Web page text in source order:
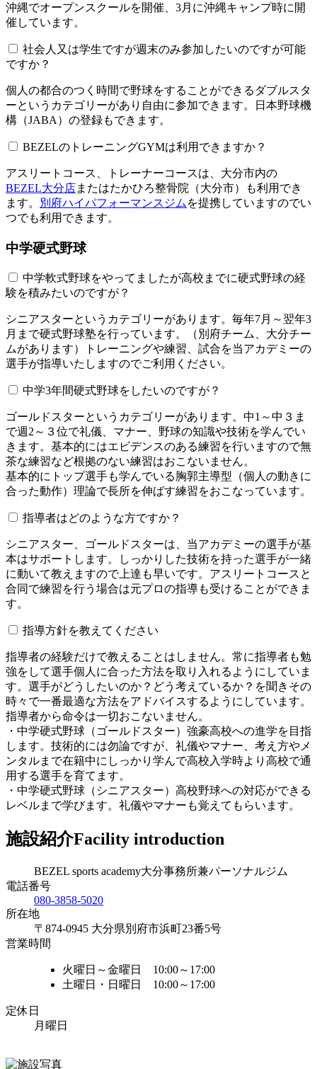
沖縄でオープンスクールを開催、3月に沖縄キャンプ時に開
催しています。
社会人又は学生ですが週末のみ参加したいのですが可能
ですか？
個人の都合のつく時間で野球をすることができるダブルスタ
ーというカテゴリーがあり自由に参加できます。日本野球機
構（JABA）の登録もできます。
BEZELのトレーニングGYMは利用できますか？​​​​​
アスリートコース、トレーナーコースは、大分市内の
BEZEL大分店またはたかひろ整骨院（大分市）も利用でき
ます。
別府ハイパフォーマンスジム を提携していますのでい
つでも利用できます。
中学硬式野球
中学軟式野球をやってましたが高校までに硬式野球の経
験を積みたいのですが？
シニアスターというカテゴリーがあります。毎年7月～翌年3
月まで硬式野球塾を行っています。（別府チーム、大分チー
ムがあります）トレーニングや練習、試合を当アカデミーの
選手が指導いたしますのでご利用ください。
中学3年間硬式野球をしたいのですが？
ゴールドスターというカテゴリーがあります。中1～中３ま
で週2～３位で礼儀、マナー、野球の知識や技術を学んでい
きます。基本的にはエビデンスのある練習を行いますので無
茶な練習など根拠のない練習はおこないません。
基本的にトップ選手も学んでいる胸郭主導型（個人の動きに
合った動作）理論で長所を伸ばす練習をおこなっています。
指導者はどのような方ですか？
シニアスター、ゴールドスターは、当アカデミーの選手が基
本はサポートします。しっかりした技術を持った選手が一緒
に動いて教えますので上達も早いです。アスリートコースと
合同で練習を行う場合は元プロの指導も受けることができま
す。
指導方針を教えてください
指導者の経験だけで教えることはしません。常に指導者も勉
強をして選手個人に合った方法を取り入れるようにしていま
す。選手がどうしたいのか？どう考えているか？を聞きその
時々で一番最適な方法をアドバイスするようにしています。
指導者から命令は一切おこないません。
・中学硬式野球（ゴールドスター）強豪高校への進学を目指
します。技術的には勿論ですが、礼儀やマナー、考え方やメ
ンタルまで在籍中にしっかり学んで高校入学時より高校で通
用する選手を育てます。
・中学硬式野球（シニアスター）高校野球への対応ができる
レベルまで学びます。礼儀やマナーも覚えてもらいます。
施設紹介Facility introduction
BEZEL sports academy大分事務所兼パーソナルジム
電話番号
080-3858-5020
所在地
〒874-0945 大分県別府市浜町23番5号
営業時間
火曜日～金曜日 10:00～17:00
土曜日・日曜日 10:00～17:00
定休日
月曜日